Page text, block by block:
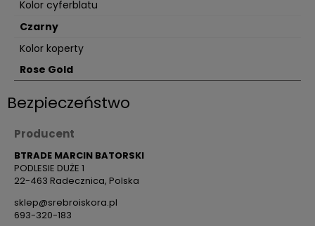
Kolor cyferblatu
Czarny
Kolor koperty
Rose Gold
Bezpieczeństwo
Producent
BTRADE MARCIN BATORSKI
PODLESIE DUŻE 1
22-463 Radecznica, Polska
sklep@srebroiskora.pl
693-320-183